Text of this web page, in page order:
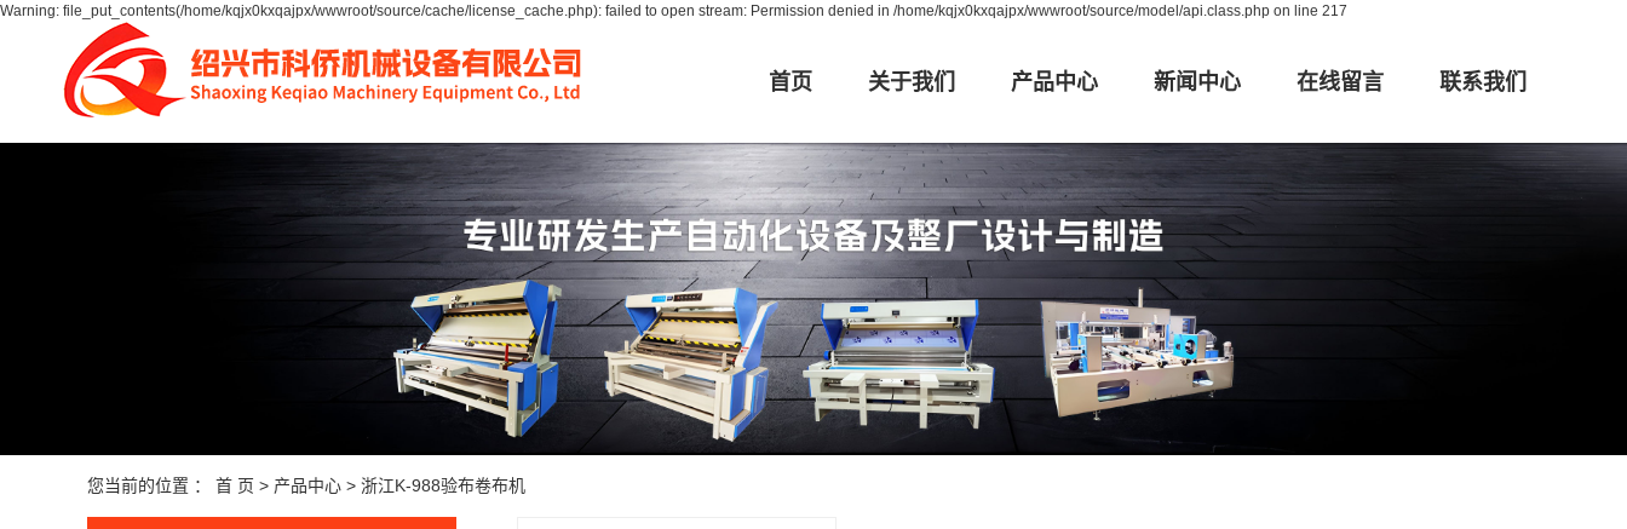
Warning: file_put_contents(/home/kqjx0kxqajpx/wwwroot/source/cache/license_cache.php): failed to open stream: Permission denied in /home/kqjx0kxqajpx/wwwroot/source/model/api.class.php on line 217
首页 关于我们
公司简介
资质荣誉
产品中心
浙江928自动验布卷布机
浙江K-168自动验布针梭两用
卷布机
浙江K-918自动验布卷布机
浙江K-G2自动对边卷布机
浙江布匹包装设备
浙江K-150自动对边卷布机
新闻中心
公司新闻
行业动态
技术问题
在线留言 联系我们
您当前的位置 ： 首 页 > 产品中心 > 浙江K-988验布卷布机